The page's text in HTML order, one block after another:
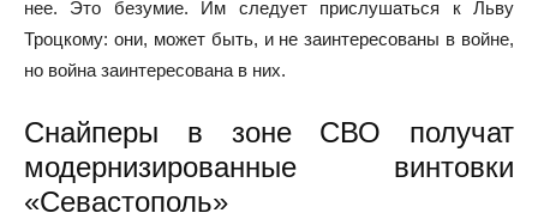
нее. Это безумие. Им следует прислушаться к Льву
Троцкому: они, может быть, и не заинтересованы в войне,
но война заинтересована в них.
Снайперы в зоне СВО получат
модернизированные винтовки
«Севастополь»